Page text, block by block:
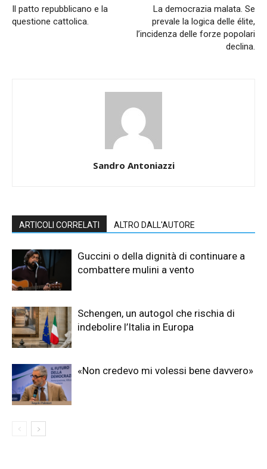
Il patto repubblicano e la
questione cattolica.
La democrazia malata. Se
prevale la logica delle élite,
l’incidenza delle forze popolari
declina.
Sandro Antoniazzi
ARTICOLI CORRELATI ALTRO DALL'AUTORE
Guccini o della dignità di continuare a
combattere mulini a vento
Schengen, un autogol che rischia di
indebolire l’Italia in Europa
«Non credevo mi volessi bene davvero»